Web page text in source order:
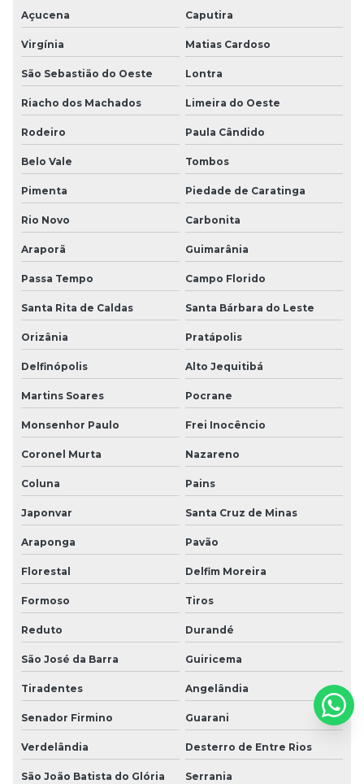
Açucena Caputira
Virgínia Matias Cardoso
São Sebastião do Oeste Lontra
Riacho dos Machados Limeira do Oeste
Rodeiro Paula Cândido
Belo Vale Tombos
Pimenta Piedade de Caratinga
Rio Novo Carbonita
Araporã Guimarânia
Passa Tempo Campo Florido
Santa Rita de Caldas Santa Bárbara do Leste
Orizânia Pratápolis
Delfinópolis Alto Jequitibá
Martins Soares Pocrane
Monsenhor Paulo Frei Inocêncio
Coronel Murta Nazareno
Coluna Pains
Japonvar Santa Cruz de Minas
Araponga Pavão
Florestal Delfim Moreira
Formoso Tiros
Reduto Durandé
São José da Barra Guiricema
Tiradentes Angelândia
Senador Firmino Guarani
Verdelândia Desterro de Entre Rios
São João Batista do Glória Serrania